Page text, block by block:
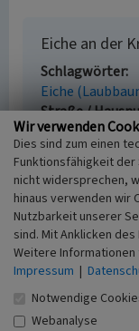
Eiche an der
Schlagwörter
Eiche
Straße /
Kreisstraße 7
Ort
51570 Windeck
Fachsicht(en)
i.d.R. 1:5.000
Wir verwenden
Dies sind zum einen
Funktionsfähigkeit der
nicht widersprechen,
hinaus verwenden wir
Nutzbarkeit unserer
sind. Mit Anklicken
Weitere
Impressum |
Notwendige
Webanalyse